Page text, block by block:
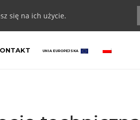
się na ich użycie.
UNIA EUROPEJSKA